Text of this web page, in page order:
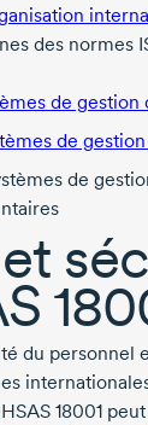
des normes
de gestion
de
de
du personnel
18001